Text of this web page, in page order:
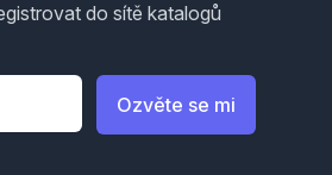
do sítě katalogů
Ozvěte se mi